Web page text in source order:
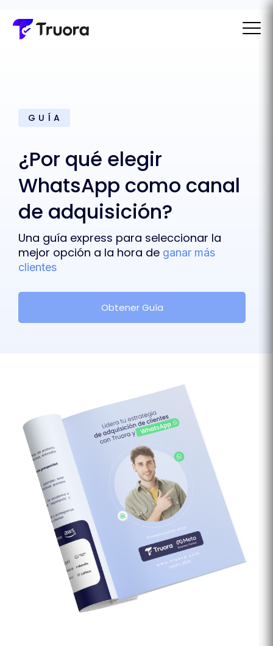
G U Í A
¿Por qué elegir
WhatsApp como canal
de adquisición?
Una guía express para seleccionar la
mejor opción a la hora de ganar más
clientes
Obtener Guía